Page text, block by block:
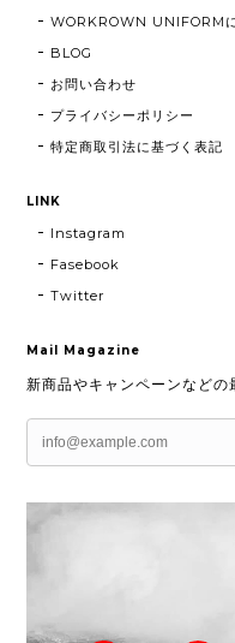
WORKROWN UNIFORM
BLOG
お問い合わせ
プライバシーポリシー
特定商取引法に基づく表記
LINK
Instagram
Fasebook
Twitter
Mail Magazine
新商品やキャンペーンなどの